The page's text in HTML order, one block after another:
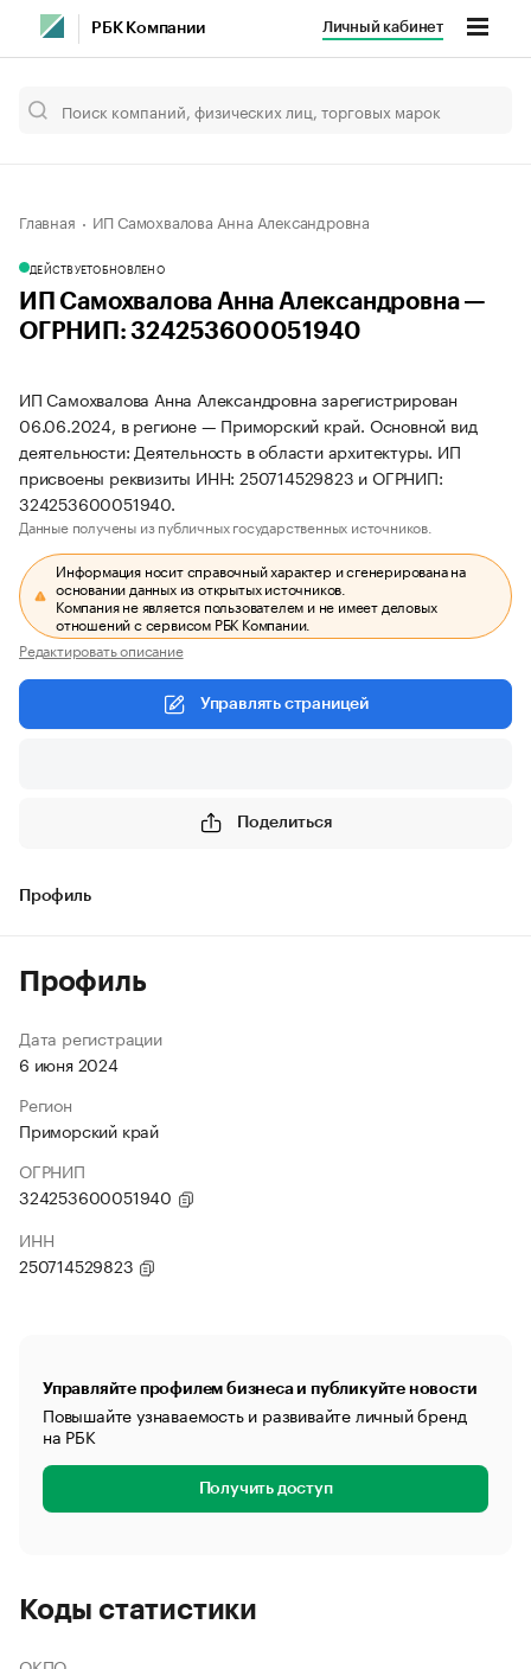
РБК Компании Личный кабинет
Главная ИП Самохвалова Анна Александровна
ДЕЙСТВУЕТОБНОВЛЕНО
ИП Самохвалова Анна Александровна —
ОГРНИП: 324253600051940
ИП Самохвалова Анна Александровна зарегистрирован
06.06.2024, в регионе — Приморский край. Основной вид
деятельности: Деятельность в области архитектуры. ИП
присвоены реквизиты ИНН: 250714529823 и ОГРНИП:
324253600051940.
Данные получены из публичных государственных источников.
Информация носит справочный характер и сгенерирована на
основании данных из открытых источников.
Компания не является пользователем и не имеет деловых
отношений с сервисом РБК Компании.
Редактировать описание
Управлять страницей
Поделиться
Профиль
Профиль
Дата регистрации
6 июня 2024
Регион
Приморский край
ОГРНИП
324253600051940
ИНН
250714529823
Управляйте профилем бизнеса и публикуйте новости
Повышайте узнаваемость и развивайте личный бренд
на РБК
Получить доступ
Коды статистики